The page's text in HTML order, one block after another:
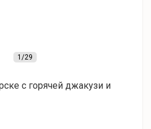
1/29
с горячей джакузи и